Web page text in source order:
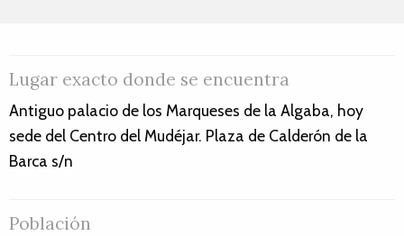
Lugar exacto donde se encuentra
Antiguo palacio de los Marqueses de la Algaba, hoy
sede del Centro del Mudéjar. Plaza de Calderón de la
Barca s/n
Población